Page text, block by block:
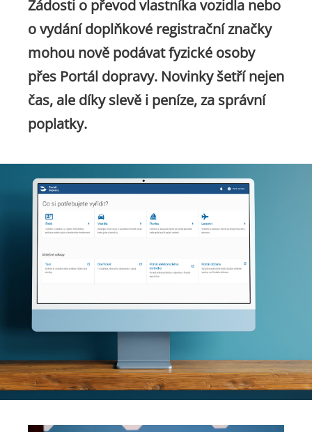
Žádosti o převod vlastníka vozidla nebo
o vydání doplňkové registrační značky
mohou nově podávat fyzické osoby
přes Portál dopravy. Novinky šetří nejen
čas, ale díky slevě i peníze, za správní
poplatky.